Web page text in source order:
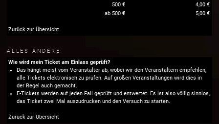
500 €
4,00 €
ab 500 €
5,00 €
Zurück zur Übersicht
ALLES ANDERE
Wie wird mein Ticket am Einlass geprüft?
Das hängt meist vom Veranstalter ab, wobei wir den Veranstaltern empfehlen,
alle Tickets elektronisch zu prüfen. Auf großen Veranstaltungen wird dies in
der Regel auch gemacht.
E-Tickets werden auf jeden Fall geprüft und entwertet. Es ist also völlig sinnlos,
das Ticket zwei Mal auszudrucken und den Versuch zu starten.
Zurück zur Übersicht